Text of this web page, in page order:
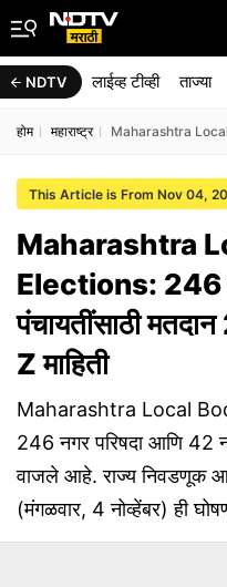
NDTV लाईव्ह टीव्ही ताज्या
होम महाराष्ट्र Maharashtra Local
This Article is From Nov 04,
Maharashtra
Elections: 246
पंचायतींसाठी
Z माहिती
Maharashtra Local
246 नगर परिषदा आणि 42
वाजले आहे. राज्य निवडणूक
(मंगळवार, 4 नोव्हेंबर) ही